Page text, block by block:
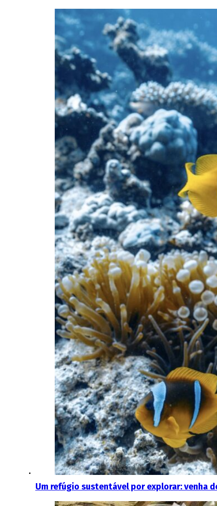
Um refúgio sustentável por explorar: venha